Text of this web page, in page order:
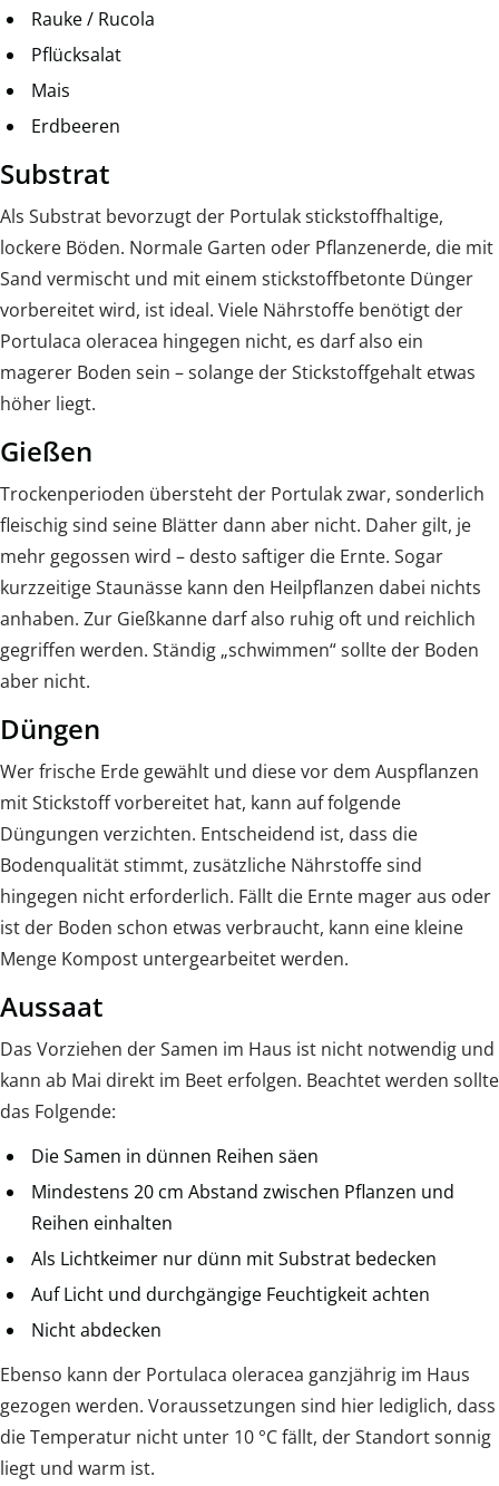
Rauke / Rucola
Pflücksalat
Mais
Erdbeeren
Substrat
Als Substrat bevorzugt der Portulak stickstoffhaltige,
lockere Böden. Normale Garten oder Pflanzenerde, die mit
Sand vermischt und mit einem stickstoffbetonte Dünger
vorbereitet wird, ist ideal. Viele Nährstoffe benötigt der
Portulaca oleracea hingegen nicht, es darf also ein
magerer Boden sein – solange der Stickstoffgehalt etwas
höher liegt.
Gießen
Trockenperioden übersteht der Portulak zwar, sonderlich
fleischig sind seine Blätter dann aber nicht. Daher gilt, je
mehr gegossen wird – desto saftiger die Ernte. Sogar
kurzzeitige Staunässe kann den Heilpflanzen dabei nichts
anhaben. Zur Gießkanne darf also ruhig oft und reichlich
gegriffen werden. Ständig „schwimmen“ sollte der Boden
aber nicht.
Düngen
Wer frische Erde gewählt und diese vor dem Auspflanzen
mit Stickstoff vorbereitet hat, kann auf folgende
Düngungen verzichten. Entscheidend ist, dass die
Bodenqualität stimmt, zusätzliche Nährstoffe sind
hingegen nicht erforderlich. Fällt die Ernte mager aus oder
ist der Boden schon etwas verbraucht, kann eine kleine
Menge Kompost untergearbeitet werden.
Aussaat
Das Vorziehen der Samen im Haus ist nicht notwendig und
kann ab Mai direkt im Beet erfolgen. Beachtet werden sollte
das Folgende:
Die Samen in dünnen Reihen säen
Mindestens 20 cm Abstand zwischen Pflanzen und
Reihen einhalten
Als Lichtkeimer nur dünn mit Substrat bedecken
Auf Licht und durchgängige Feuchtigkeit achten
Nicht abdecken
Ebenso kann der Portulaca oleracea ganzjährig im Haus
gezogen werden. Voraussetzungen sind hier lediglich, dass
die Temperatur nicht unter 10 °C fällt, der Standort sonnig
liegt und warm ist.